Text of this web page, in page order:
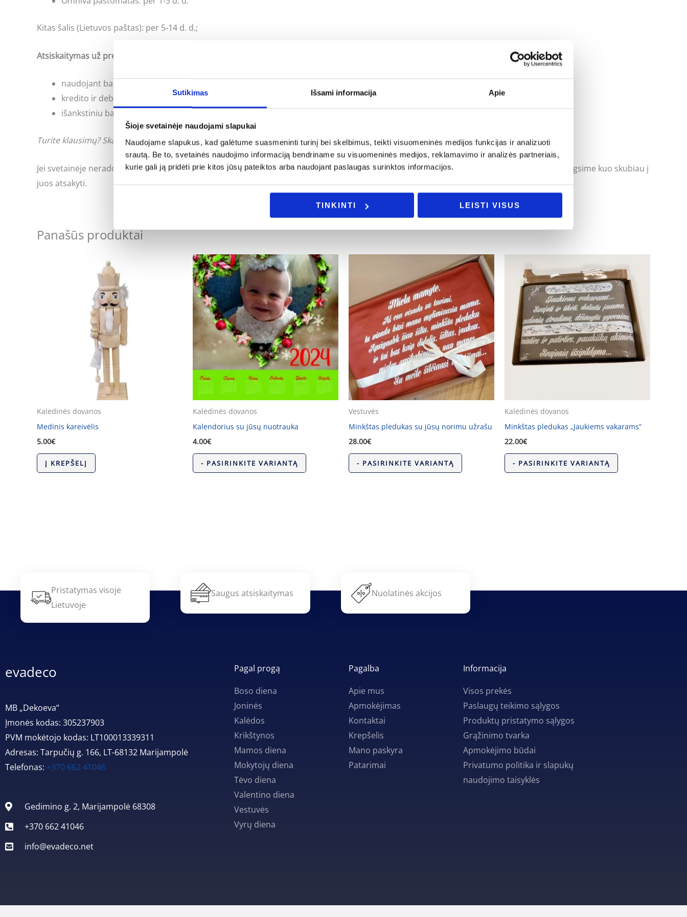
Sutikimas Išsami informacija Apie
Šioje svetainėje naudojami slapukai
Naudojame slapukus, kad galėtume suasmeninti turinį bei skelbimus, teikti visuomeninės medijos funkcijas ir analizuoti
srautą. Be to, svetainės naudojimo informaciją bendriname su visuomeninės medijos, reklamavimo ir analizės partneriais,
kurie gali ją pridėti prie kitos jūsų pateiktos arba naudojant paslaugas surinktos informacijos.
TINKINTI LEISTI VISUS
Kitas šalis (Lietuvos paštas): per 5-14 d. d.;
Atsiskaitymas už prekes:
naudojant banko internetinės bankininkystės sistemas;
kredito ir debeto kortele;
išankstiniu bankiniu pavedimu;
Turite klausimų? Skambinkite: +370 662 41046 arba rašykite: info@evadeco.net
Jei svetainėje neradote Jus dominančios informacijos ar Jus domina individualus užsakymas, galite mums užduoti klausimus ir mes pasistengsime kuo skubiau į
juos atsakyti.
Panašūs produktai
Kalėdinės dovanos
Medinis kareivėlis
5.00€
Į KREPŠELĮ
Kalėdinės dovanos
Kalendorius su jūsų nuotrauka
4.00€
- PASIRINKITE VARIANTĄ
Vestuvės
Minkštas pledukas su jūsų norimu užrašu
28.00€
- PASIRINKITE VARIANTĄ
Kalėdinės dovanos
Minkštas pledukas „Jaukiems vakarams”
22.00€
- PASIRINKITE VARIANTĄ
Pristatymas visoje
Lietuvoje
Saugus atsiskaitymas Nuolatinės akcijos
evadeco
MB „Dekoeva“
Įmonės kodas: 305237903
PVM mokėtojo kodas: LT100013339311
Adresas: Tarpučių g. 166, LT-68132 Marijampolė
Telefonas: +370 662 41046
Gedimino g. 2, Marijampolė 68308
+370 662 41046
info@evadeco.net
Pagal progą
Boso diena
Joninės
Kalėdos
Krikštynos
Mamos diena
Mokytojų diena
Tėvo diena
Valentino diena
Vestuvės
Vyrų diena
Pagalba
Apie mus
Apmokėjimas
Kontaktai
Krepšelis
Mano paskyra
Patarimai
Informacija
Visos prekės
Paslaugų teikimo sąlygos
Produktų pristatymo sąlygos
Grąžinimo tvarka
Apmokėjimo būdai
Privatumo politika ir slapukų
naudojimo taisyklės